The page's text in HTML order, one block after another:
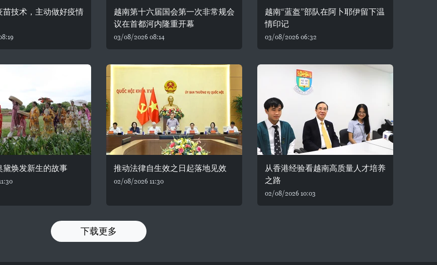
苗技术，主动做好疫情
越南第十六届国会第一次非常规会
议在首都河内隆重开幕
03/08/2026 08:14
越南“蓝盔”部队在阿卜耶伊留下温
情印记
03/08/2026 06:32
黛焕发新生的故事 推动法律自生效之日起落地见效
02/08/2026 11:30
从香港经验看越南高质量人才培养
之路
02/08/2026 10:03
下载更多